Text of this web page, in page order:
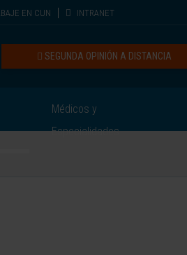
EN CUN INTRANET
SEGUNDA OPINIÓN A DISTANCIA
Médicos y
Especialidades